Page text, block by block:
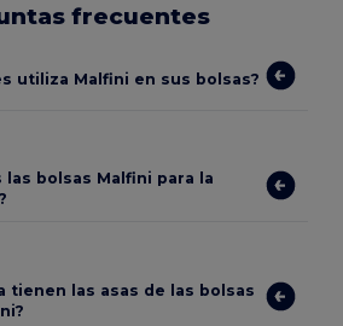
frecuentes
utiliza Malfini en sus bolsas?
las bolsas Malfini para la
tienen las asas de las bolsas